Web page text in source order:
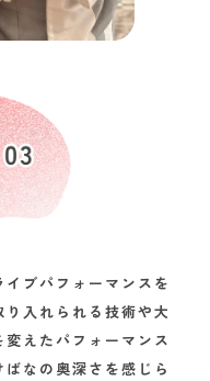
ブパフォーマンスを
入れられる技術や大
えたパフォーマンス
なの奥深さを感じら